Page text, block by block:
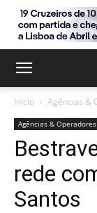
Início Agências &
Agências & Operadores
rede
Santos